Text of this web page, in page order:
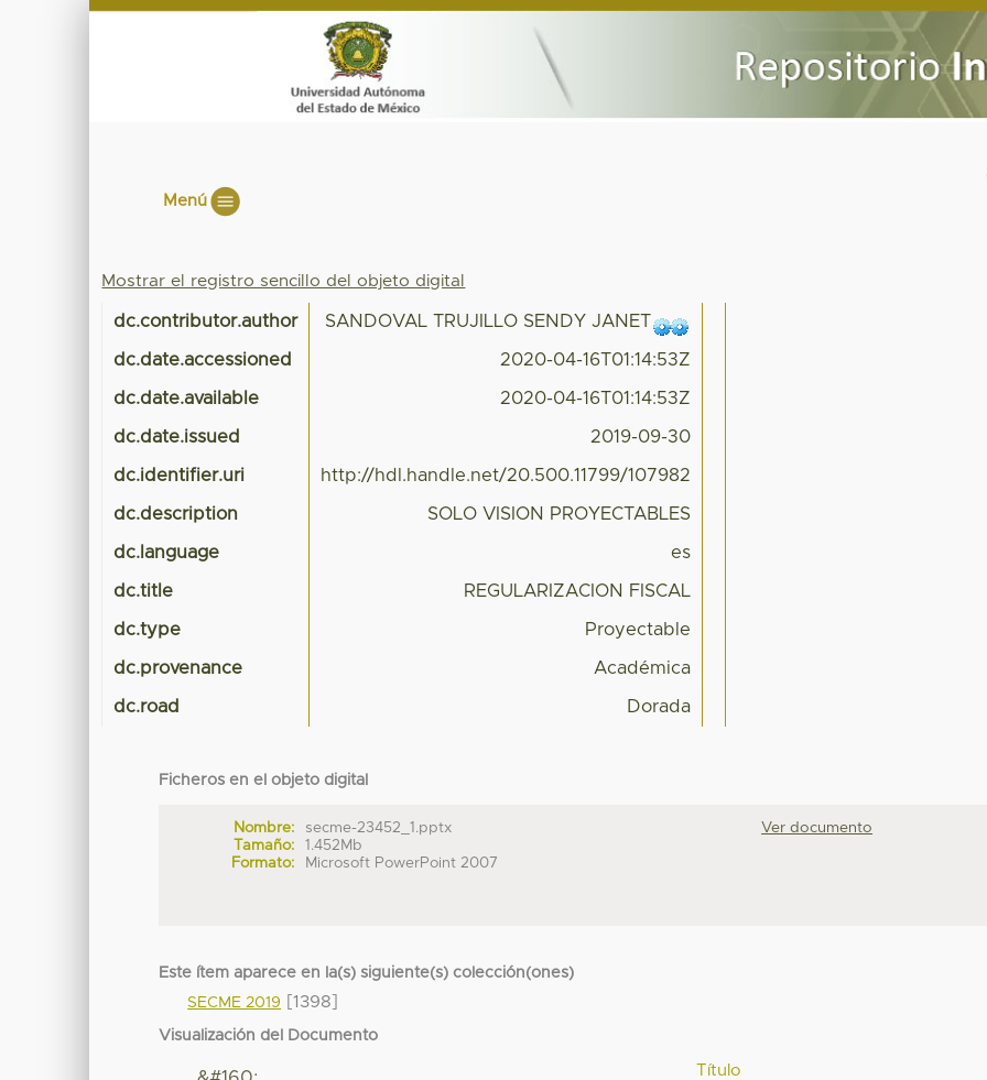
Menú
Mostrar el registro sencillo del objeto digital
dc.contributor.author SANDOVAL TRUJILLO SENDY JANET
dc.date.accessioned 2020-04-16T01:14:53Z
dc.date.available 2020-04-16T01:14:53Z
dc.date.issued 2019-09-30
dc.identifier.uri http://hdl.handle.net/20.500.11799/107982
dc.description SOLO VISION PROYECTABLES
dc.language es
dc.title REGULARIZACION FISCAL
dc.type Proyectable
dc.provenance Académica
dc.road Dorada
Ficheros en el objeto digital
Nombre:
secme-23452_1.pptx
Tamaño:
1.452Mb
Formato:
Microsoft PowerPoint 2007
Ver documento
Este ítem aparece en la(s) siguiente(s) colección(ones)
SECME 2019
[1398]
Visualización del Documento
Título